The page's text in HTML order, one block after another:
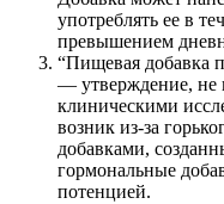
употреблять ее в
превышением
“Пищевая добавка
— утверждение, не
клиническими
возник из-за
добавками,
гормональные
потенцией.